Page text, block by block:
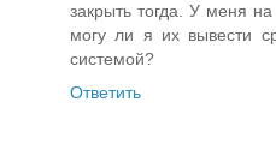
закрыть тогда. У меня
могу ли я их вывести
системой?
Ответить